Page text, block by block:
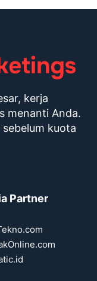
kerja
menanti Anda.
kuota
Partner